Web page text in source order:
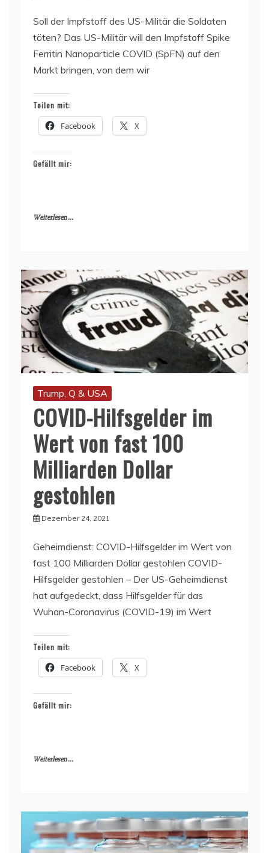
Soll der Impfstoff des US-Militär die Soldaten
töten? Das US-Militär will den Impfstoff Spike
Ferritin Nanoparticle COVID (SpFN) auf den
Markt bringen, von dem wir
Teilen mit:
Facebook X
Gefällt mir:
Weiterlesen ...
Trump, Q & USA
COVID-Hilfsgelder im
Wert von fast 100
Milliarden Dollar
gestohlen
Dezember 24, 2021
Geheimdienst: COVID-Hilfsgelder im Wert von
fast 100 Milliarden Dollar gestohlen COVID-
Hilfsgelder gestohlen – Der US-Geheimdienst
hat aufgedeckt, dass Hilfsgelder für das
Wuhan-Coronavirus (COVID-19) im Wert
Teilen mit:
Facebook X
Gefällt mir:
Weiterlesen ...